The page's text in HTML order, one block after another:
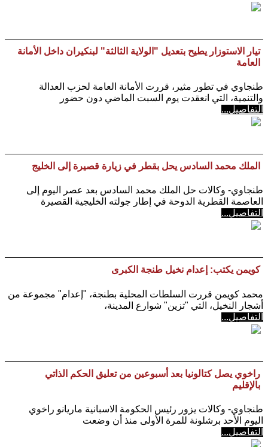
تيار الاستوزار يطيح بتعديل "الولاية الثالثة" لبنكيران داخل الأمانة
العامة
طنجاوي في تطور مثير، قررت الأمانة العامة لحزب العدالة
والتنمية، التي انعقدت يوم السبت الماضي دون حضور
التفاصيل...
الملك محمد السادس يحل بقطر في زيارة قصيرة إلى الخليج
طنجاوي- وكالات حل الملك محمد السادس بعد عصر اليوم إلى
العاصمة القطرية الدوحة في إطار جولته الخليجية القصيرة
التفاصيل...
كويمن يكتب: إعدام نخيل طنجة الكبرى
محمد كويمن قررت السلطات المحلية بطنجة، "إعدام" مجموعة من
أشجار النخيل، التي "تزين" شوارع المدينة،
التفاصيل...
راخوي يصل كتالونيا بعد أسبوعين من تعليق الحكم الذاتي
بالإقليم
طنجاوي- وكالات يزور رئيس الحكومة الاسبانية ماريانو راخوي
اليوم الأحد برشلونة للمرة الأولى منذ أن وضعت
التفاصيل...